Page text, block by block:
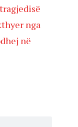
nga
në